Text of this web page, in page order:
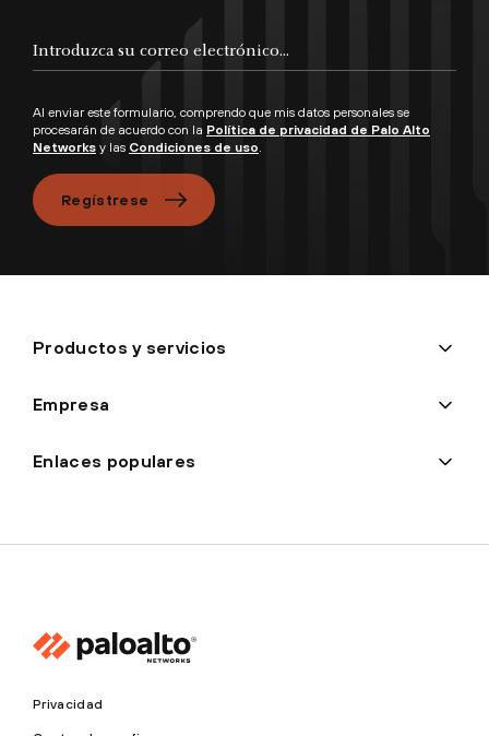
Al enviar este formulario, comprendo que mis datos personales se
procesarán de acuerdo con la Política de privacidad de Palo Alto
Networks y las Condiciones de uso.
Regístrese
Productos y servicios
Empresa
Enlaces populares
Privacidad